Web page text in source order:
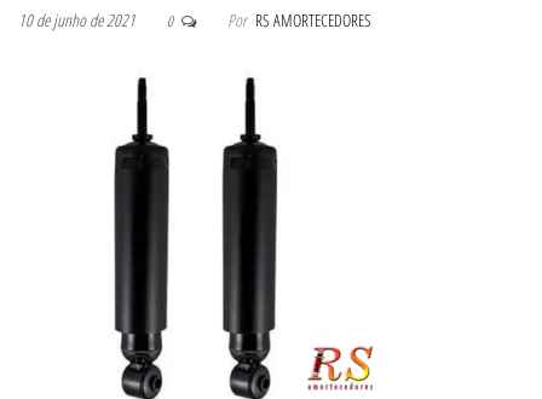
10 de junho de 2021 0 Por RS AMORTECEDORES